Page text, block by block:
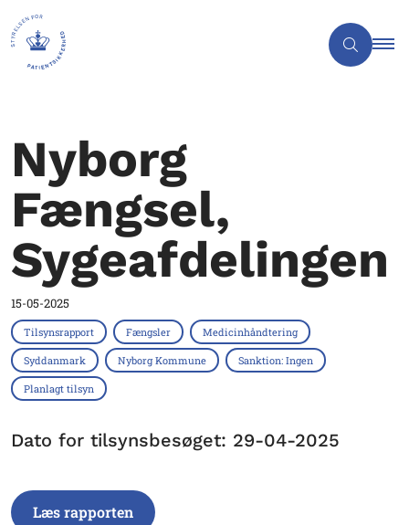
Nyborg
Fængsel,
Sygeafdelingen
15-05-2025
Tilsynsrapport Fængsler Medicinhåndtering
Syddanmark Nyborg Kommune Sanktion: Ingen
Planlagt tilsyn
Dato for tilsynsbesøget: 29-04-2025
Læs rapporten